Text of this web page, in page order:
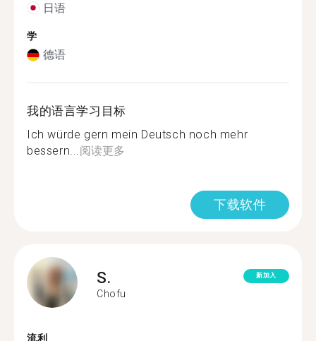
日语
学
德语
我的语言学习目标
Ich würde gern mein Deutsch noch mehr
bessern...阅读更多
下载软件
S.
Chofu
新加入
流利